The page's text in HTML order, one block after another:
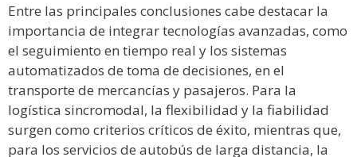
Entre las principales conclusiones cabe destacar la
importancia de integrar tecnologías avanzadas, como
el seguimiento en tiempo real y los sistemas
automatizados de toma de decisiones, en el
transporte de mercancías y pasajeros. Para la
logística sincromodal, la flexibilidad y la fiabilidad
surgen como criterios críticos de éxito, mientras que,
para los servicios de autobús de larga distancia, la